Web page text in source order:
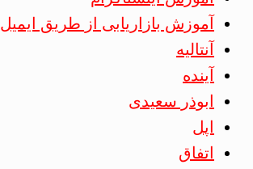
آموزش بازاریابی از طریق ایمیل
آنتالیه
آینده
ابوذر سعیدی
اپل
اتفاق